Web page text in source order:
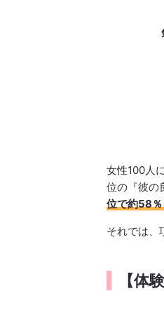
女性100人
位の『彼の
位で約58
それでは、
【体